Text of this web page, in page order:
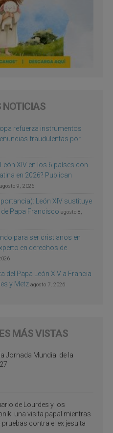
NOTICIAS
refuerza instrumentos
fraudulentas por
XIV en los 6 países con
en 2026? Publican
agosto 9, 2026
León XIV sustituye
Papa Francisco agosto 8,
para ser cristianos en
en derechos de
del Papa León XIV a Francia
y Metz agosto 7, 2026
MÁS VISTAS
Jornada Mundial de la
de Lourdes y los
una visita papal mientras
contra el ex jesuita